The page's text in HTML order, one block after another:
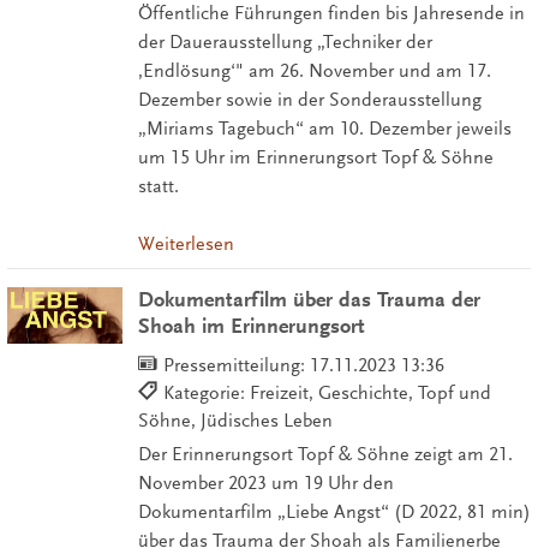
Öffentliche Führungen finden bis Jahresende in
der Dauerausstellung „Techniker der
,Endlösung‘" am 26. November und am 17.
Dezember sowie in der Sonderausstellung
„Miriams Tagebuch“ am 10. Dezember jeweils
um 15 Uhr im Erinnerungsort Topf & Söhne
statt.
Weiterlesen
Dokumentarfilm über das Trauma der
Shoah im Erinnerungsort
Pressemitteilung: 17.11.2023 13:36
Kategorie: Freizeit, Geschichte, Topf und
Söhne, Jüdisches Leben
Der Erinnerungsort Topf & Söhne zeigt am 21.
November 2023 um 19 Uhr den
Dokumentarfilm „Liebe Angst“ (D 2022, 81 min)
über das Trauma der Shoah als Familienerbe